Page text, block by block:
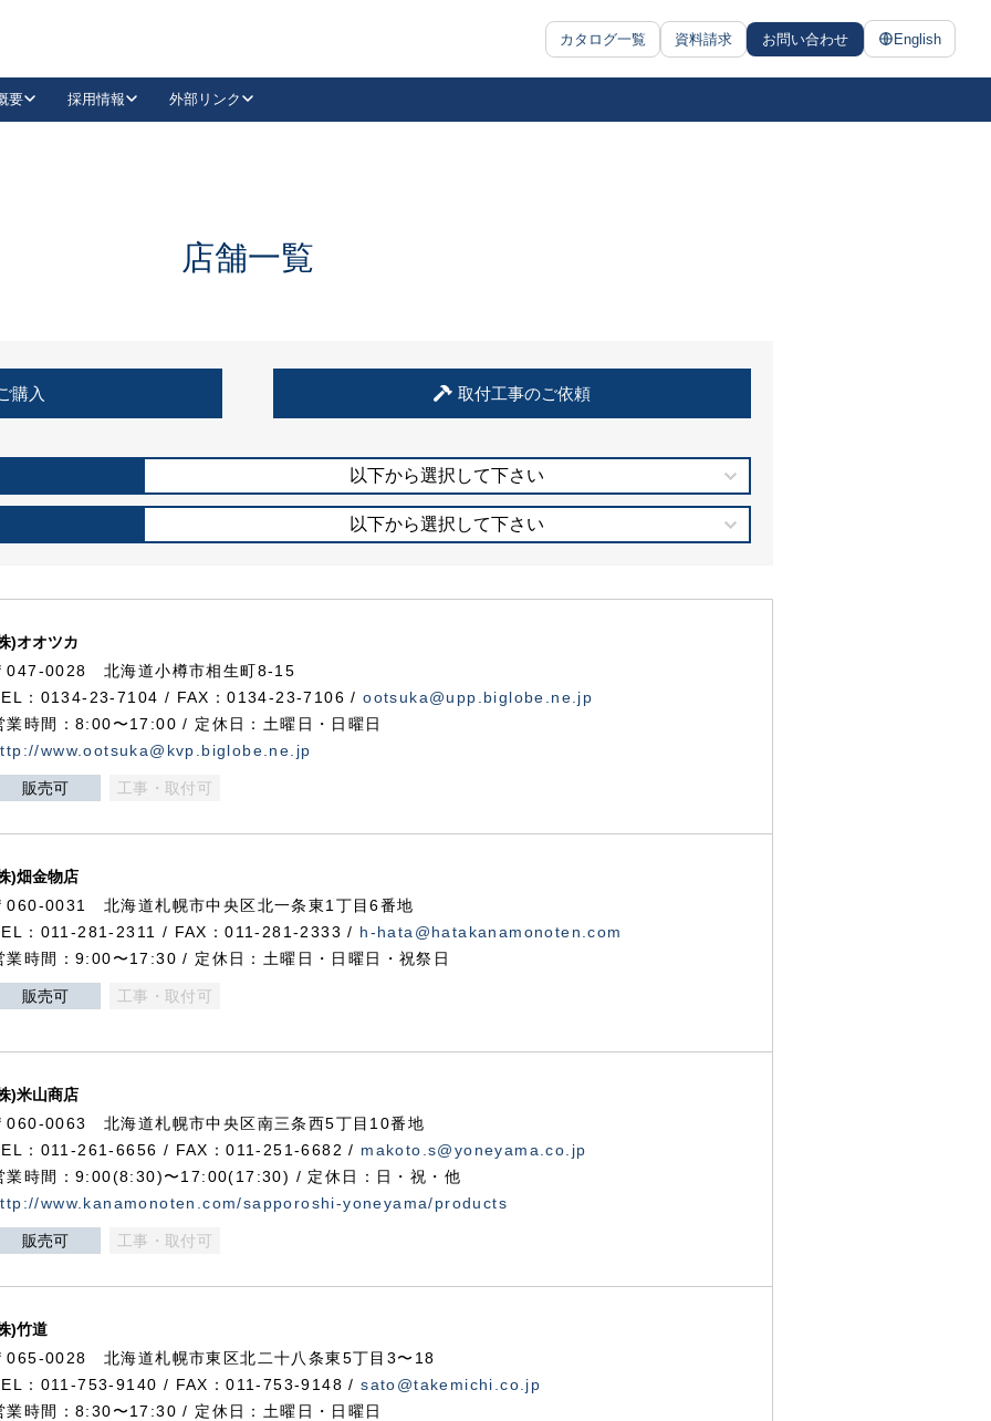
カタログ一覧 資料請求 お問い合わせ English
抗ウイルス・抗菌製品
要 採用情報 外部リンク
LinkedIn
住宅使用部材標準化推進協議会
店舗一覧
購入 取付工事のご依頼
以下から選択して下さい
以下から選択して下さい
)オオツカ
047-0028 北海道小樽市相生町8-15
：0134-23-7104 / FAX：0134-23-7106 /ootsuka@upp.biglobe.ne.jp
業時間：8:00〜17:00 / 定休日：土曜日・日曜日
www.ootsuka@kvp.biglobe.ne.jp
販売可 工事・取付可
)畑金物店
060-0031 北海道札幌市中央区北一条東1丁目6番地
：011-281-2311 / FAX：011-281-2333 / h-hata@hatakanamonoten.com
業時間：9:00〜17:30 / 定休日：土曜日・日曜日・祝祭日
販売可 工事・取付可
)米山商店
060-0063 北海道札幌市中央区南三条西5丁目10番地
：011-261-6656 / FAX：011-251-6682 / makoto.s@yoneyama.co.jp
業時間：9:00(8:30)〜17:00(17:30) / 定休日：日・祝・他
www.kanamonoten.com/sapporoshi-yoneyama/products
販売可 工事・取付可
)竹道
065-0028 北海道札幌市東区北二十八条東5丁目3〜18
：011-753-9140 / FAX：011-753-9148 /sato@takemichi.co.jp
業時間：8:30〜17:30 / 定休日：土曜日・日曜日